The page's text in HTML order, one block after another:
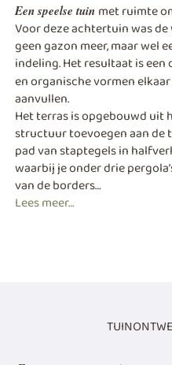
Een speelse tuin met ruimte
Voor deze achtertuin was
geen gazon meer, maar wel
indeling. Het resultaat is
en organische vormen elkaar
aanvullen.
Het terras is opgebouwd uit
structuur toevoegen aan de
pad van staptegels in
waarbij je onder drie
van de borders…
Lees meer…